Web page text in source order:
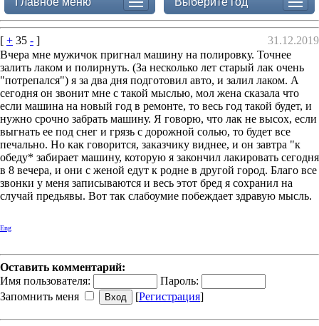
[ + 35 - ]
31.12.2019
Вчера мне мужичок пригнал машину на полировку. Точнее
залить лаком и полирнуть. (За несколько лет старый лак очень
"потрепался") я за два дня подготовил авто, и залил лаком. А
сегодня он звонит мне с такой мыслью, мол жена сказала что
если машина на новый год в ремонте, то весь год такой будет, и
нужно срочно забрать машину. Я говорю, что лак не высох, если
выгнать ее под снег и грязь с дорожной солью, то будет все
печально. Но как говорится, заказчику виднее, и он завтра "к
обеду* забирает машину, которую я закончил лакировать сегодня
в 8 вечера, и они с женой едут к родне в другой город. Благо все
звонки у меня записываются и весь этот бред я сохранил на
случай предьявы. Вот так слабоумие побеждает здравую мысль.
Eng
Оставить комментарий:
Имя пользователя:
Пароль:
Запомнить меня
[Регистрация]